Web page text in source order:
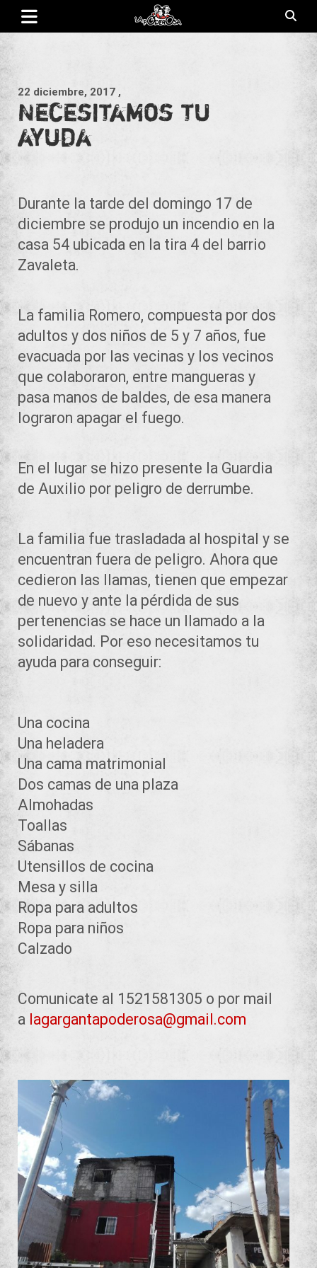
Saltar
contenido
La Poderosa
22 diciembre, 2017 ,
Necesitamos tu
ayuda
Durante la tarde del domingo 17 de
diciembre se produjo un incendio en la
casa 54 ubicada en la tira 4 del barrio
Zavaleta.
La familia Romero, compuesta por dos
adultos y dos niños de 5 y 7 años, fue
evacuada por las vecinas y los vecinos
que colaboraron, entre mangueras y
pasa manos de baldes, de esa manera
lograron apagar el fuego.
En el lugar se hizo presente la Guardia
de Auxilio por peligro de derrumbe.
La familia fue trasladada al hospital y se
encuentran fuera de peligro. Ahora que
cedieron las llamas, tienen que empezar
de nuevo y ante la pérdida de sus
pertenencias se hace un llamado a la
solidaridad. Por eso necesitamos tu
ayuda para conseguir:
Una cocina
Una heladera
Una cama matrimonial
Dos camas de una plaza
Almohadas
Toallas
Sábanas
Utensillos de cocina
Mesa y silla
Ropa para adultos
Ropa para niños
Calzado
Comunicate al 1521581305 o por mail
a lagargantapoderosa@gmail.com